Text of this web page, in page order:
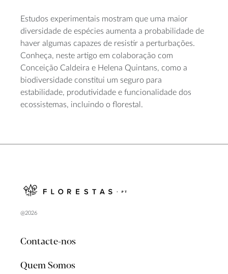
Estudos experimentais mostram que uma maior
diversidade de espécies aumenta a probabilidade de
haver algumas capazes de resistir a perturbações.
Conheça, neste artigo em colaboração com
Conceição Caldeira e Helena Quintans, como a
biodiversidade constitui um seguro para
estabilidade, produtividade e funcionalidade dos
ecossistemas, incluindo o florestal.
@2026
Contacte-nos
Quem Somos